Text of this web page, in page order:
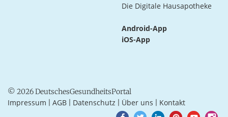
Die Digitale Hausapotheke
Android-App
iOS-App
© 2026 DeutschesGesundheitsPortal
Impressum AGB Datenschutz Über uns Kontakt